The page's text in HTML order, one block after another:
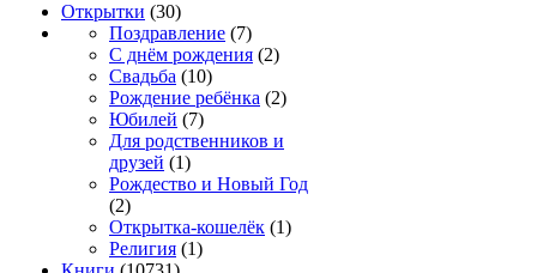
Открытки (30)
Поздравление (7)
С днём рождения (2)
Свадьба (10)
Рождение ребёнка (2)
Юбилей (7)
Для родственников и
друзей (1)
Рождество и Новый Год
(2)
Открытка-кошелёк (1)
Религия (1)